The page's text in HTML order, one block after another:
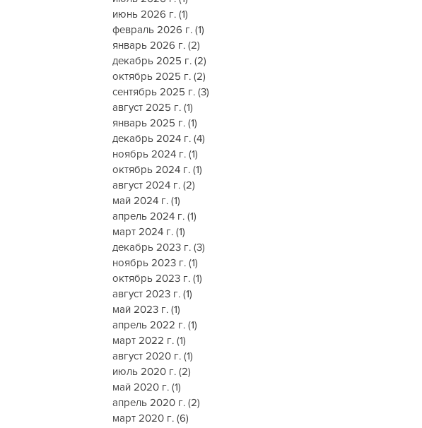
июнь 2026 г. (1)
февраль 2026 г. (1)
январь 2026 г. (2)
декабрь 2025 г. (2)
октябрь 2025 г. (2)
сентябрь 2025 г. (3)
август 2025 г. (1)
январь 2025 г. (1)
декабрь 2024 г. (4)
ноябрь 2024 г. (1)
октябрь 2024 г. (1)
август 2024 г. (2)
май 2024 г. (1)
апрель 2024 г. (1)
март 2024 г. (1)
декабрь 2023 г. (3)
ноябрь 2023 г. (1)
октябрь 2023 г. (1)
август 2023 г. (1)
май 2023 г. (1)
апрель 2022 г. (1)
март 2022 г. (1)
август 2020 г. (1)
июль 2020 г. (2)
май 2020 г. (1)
апрель 2020 г. (2)
март 2020 г. (6)